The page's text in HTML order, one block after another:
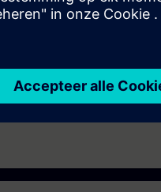
candidates are also strongly
taking the examination.